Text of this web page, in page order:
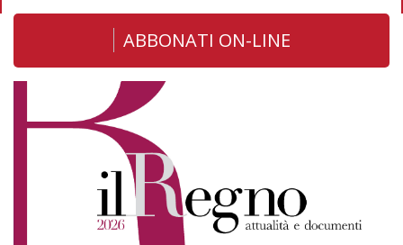
ABBONATI ON-LINE